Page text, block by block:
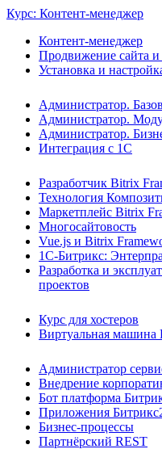
Курс: Контент-менеджер
Контент-менеджер
Продвижение сайта
Установка и
Администратор.
Администратор.
Администратор.
Интеграция с 1С
Разработчик Bitrix
Технология
Маркетплейс Bitrix
Многосайтовость
Vue.js и Bitrix
1С-Битрикс:
Разработка и
проектов
Курс для хостеров
Виртуальная
Администратор
Внедрение
Бот платформа
Приложения
Бизнес-процессы
Партнёрский REST